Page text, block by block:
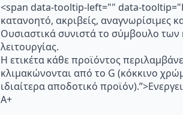
<span data-tooltip-left="" data-
κατανοητό, ακριβείς, αναγνωρίσιμες
Ουσιαστικά συνιστά το σύμβουλο των
λειτουργίας.
Η ετικέτα κάθε προϊόντος
κλιμακώνονται από το G (κόκκινο
ιδιαίτερα αποδοτικό
A+